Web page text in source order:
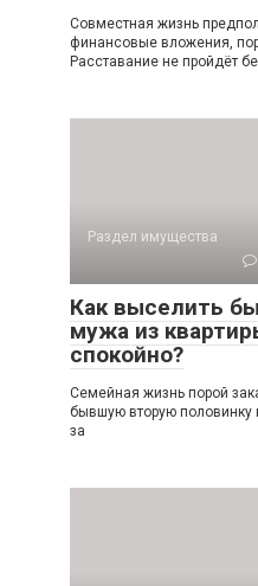
Совместная жизнь
финансовые вложения,
Расставание не пройдёт
Раздел имущества
Как выселить
мужа из
спокойно?
Семейная жизнь порой
бывшую вторую половинку
за